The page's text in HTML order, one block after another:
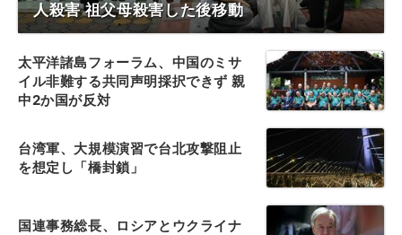
人殺害 祖父母殺害した後移動
太平洋諸島フォーラム、中国のミサ
イル非難する共同声明採択できず 親
中2か国が反対
台湾軍、大規模演習で台北攻撃阻止
を想定し「橋封鎖」
国連事務総長、ロシアとウクライナ